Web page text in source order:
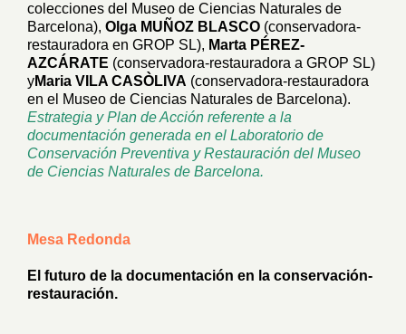
colecciones del Museo de Ciencias Naturales de
Barcelona), Olga MUÑOZ BLASCO (conservadora-
restauradora en GROP SL), Marta PÉREZ-
AZCÁRATE (conservadora-restauradora a GROP SL)
yMaria VILA CASÒLIVA (conservadora-restauradora
en el Museo de Ciencias Naturales de Barcelona).
Estrategia y Plan de Acción referente a la
documentación generada en el Laboratorio de
Conservación Preventiva y Restauración del Museo
de Ciencias Naturales de Barcelona.
Mesa Redonda
El futuro de la documentación en la conservación-
restauración.